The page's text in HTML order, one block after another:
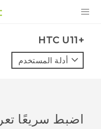
VIVE
VIVERSE
HTC U11+‎
أدلة المستخدم
اضبط سريعًا